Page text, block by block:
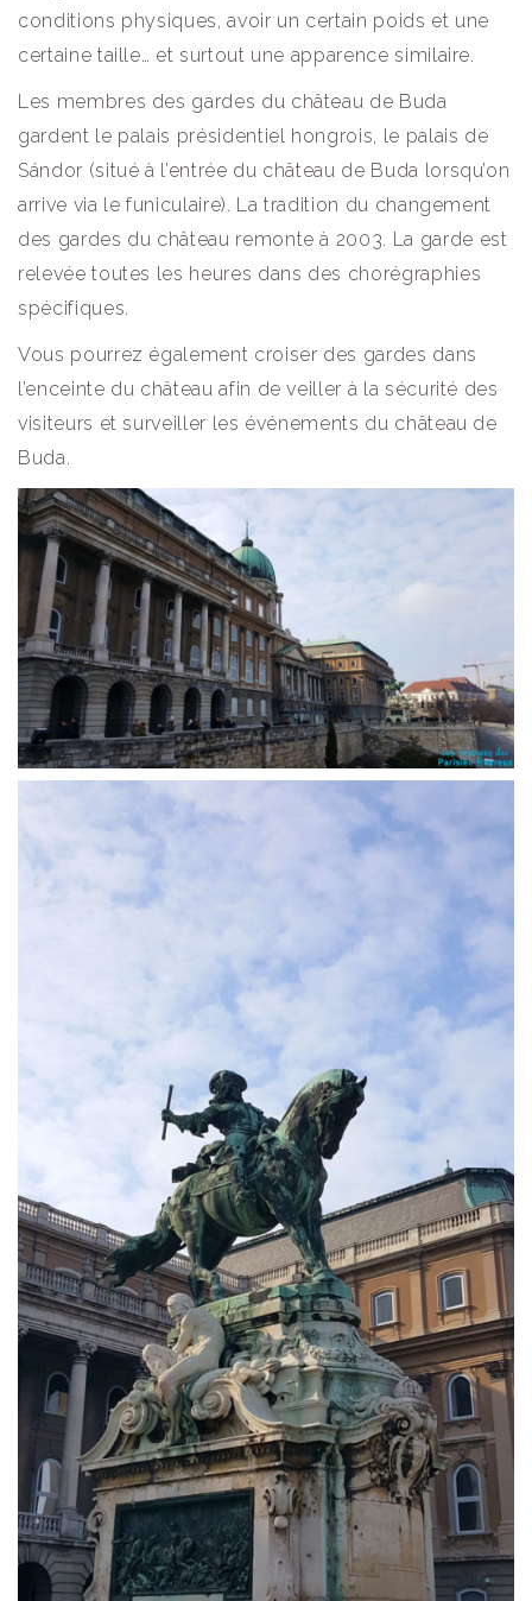
conditions physiques, avoir un certain poids et une
certaine taille… et surtout une apparence similaire.
Les membres des gardes du château de Buda
gardent le palais présidentiel hongrois, le palais de
Sándor (situé à l’entrée du château de Buda lorsqu’on
arrive via le funiculaire). La tradition du changement
des gardes du château remonte à 2003. La garde est
relevée toutes les heures dans des chorégraphies
spécifiques.
Vous pourrez également croiser des gardes dans
l’enceinte du château afin de veiller à la sécurité des
visiteurs et surveiller les événements du château de
Buda.